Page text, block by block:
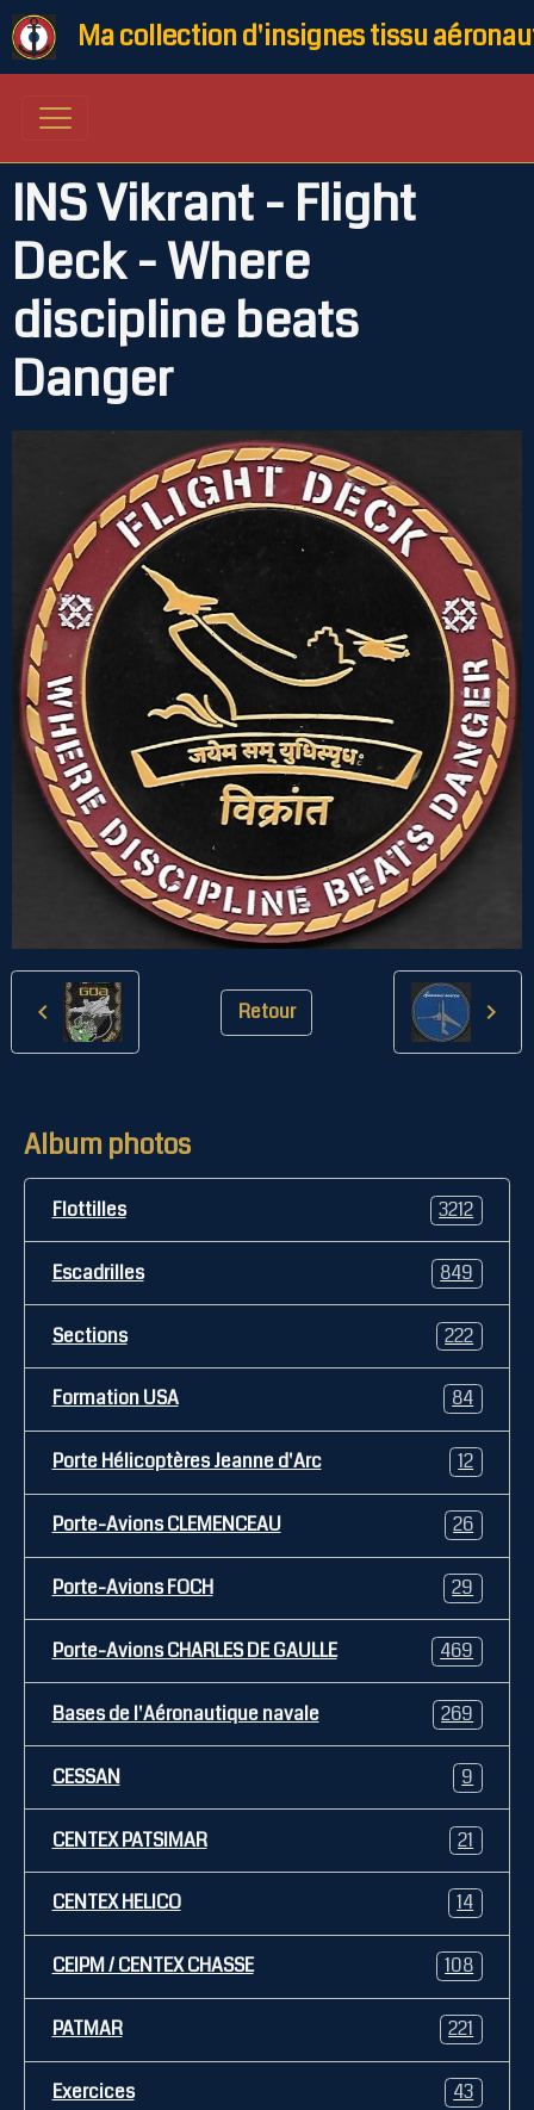
Ma collection d'insignes tissu
INS Vikrant - Flight
Deck - Where
discipline beats
Danger
Retour
Album photos
Flottilles 3212
Escadrilles 849
Sections 222
Formation USA 84
Porte Hélicoptères Jeanne d'Arc 12
Porte-Avions CLEMENCEAU 26
Porte-Avions FOCH 29
Porte-Avions CHARLES DE GAULLE 469
Bases de l'Aéronautique navale 269
CESSAN 9
CENTEX PATSIMAR 21
CENTEX HELICO 14
CEIPM / CENTEX CHASSE 108
PATMAR 221
Exercices 43